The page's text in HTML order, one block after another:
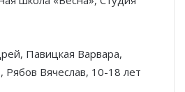
Павицкая Варвара,
Рябов Вячеслав, 10-18 лет